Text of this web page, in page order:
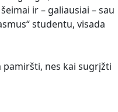
ir – galiausiai – sau
studentu, visada
nes kai sugrįžti